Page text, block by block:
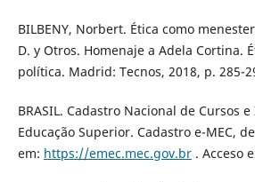
BILBENY, Norbert. Ética como
D. y Otros. Homenaje a Adela Cortina.
política. Madrid: Tecnos, 2018, p. 285-
BRASIL. Cadastro Nacional de Cursos
Educação Superior. Cadastro e-MEC,
em: https://emec.mec.gov.br. Acceso